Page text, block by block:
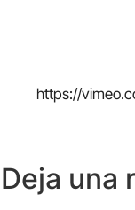
https://
Deja una